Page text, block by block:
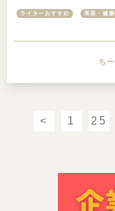
ライターおすすめ 美容・健康
ちー
< 1 25